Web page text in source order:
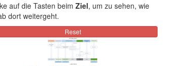
auf die Tasten beim Ziel, um zu sehen, wie
dort weitergeht.